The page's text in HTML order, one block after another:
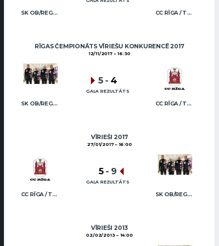
SK OB/REGŽA MEN CC RĪGA / TRUKŠĀNS
RĪGAS ČEMPIONĀTS VĪRIEŠU KONKURENCĒ 2017
12/11/2017 16:30
SK OB/REGŽA MEN CC RĪGA / TRUKŠĀNS
5 - 4
GALA REZULTĀTS
VĪRIEŠI 2017
27/01/2017 16:00
CC RĪGA / TRUKŠĀNS SK OB/REGŽA MEN
5 - 9
GALA REZULTĀTS
VĪRIEŠI 2013
02/02/2013 14:00